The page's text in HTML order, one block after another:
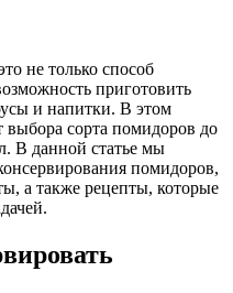
не только способ
приготовить
и напитки. В этом
выбора сорта помидоров до
В данной статье мы
помидоров,
а также рецепты, которые